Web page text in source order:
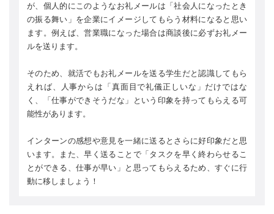
が、個人的にこのようなお礼メールは「社会人になったとき
の振る舞い」を企業にイメージしてもらう材料になると思い
ます。例えば、営業職になった場合は商談後に必ずお礼メー
ルを送ります。
そのため、就活でもお礼メールを送る学生だと認識してもら
えれば、人事からは「真面目で礼儀正しいな」だけではな
く、「仕事ができそうだな」という印象を持ってもらえる可
能性があります。
インターンの感想や意見を一緒に送るとさらに好印象だと思
います。また、早く送ることで「タスクを早く終わらせるこ
とができる、仕事が早い」と思ってもらえるため、すぐに行
動に移しましょう！